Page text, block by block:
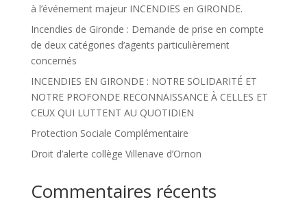
à l’événement majeur INCENDIES en GIRONDE.
Incendies de Gironde : Demande de prise en compte
de deux catégories d’agents particulièrement
concernés
INCENDIES EN GIRONDE : NOTRE SOLIDARITÉ ET
NOTRE PROFONDE RECONNAISSANCE À CELLES ET
CEUX QUI LUTTENT AU QUOTIDIEN
Protection Sociale Complémentaire
Droit d’alerte collège Villenave d’Ornon
Commentaires récents